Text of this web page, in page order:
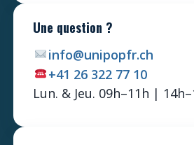
Une question ?
info@unipopfr.ch
+41 26 322 77 10
Lun. & Jeu. 09h–11h |